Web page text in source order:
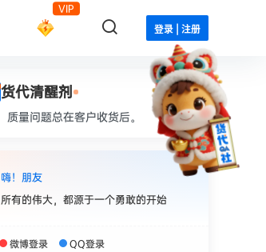
VIP
登录 | 注册
货代清醒剂
质量问题总在客户收货后。
嗨！朋友
所有的伟大，都源于一个勇敢的开始
微博登录 QQ登录